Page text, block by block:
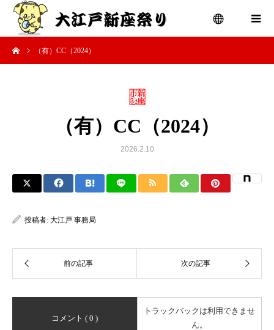
（有）CC（2024）
（有）CC（2024）
2026.2.10
投稿者: 大江戸 事務局
コメント ( 0 )
トラックバックは利用できませ
ん。